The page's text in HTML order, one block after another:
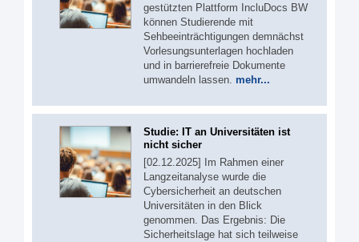
gestützten Plattform IncluDocs BW
können Studierende mit
Sehbeeinträchtigungen demnächst
Vorlesungsunterlagen hochladen
und in barrierefreie Dokumente
umwandeln lassen. mehr...
Studie: IT an Universitäten ist
nicht sicher
[02.12.2025] Im Rahmen einer
Langzeitanalyse wurde die
Cybersicherheit an deutschen
Universitäten in den Blick
genommen. Das Ergebnis: Die
Sicherheitslage hat sich teilweise